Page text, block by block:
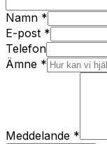
Namn *
E-post *
Telefon
Ämne *
Meddelande *